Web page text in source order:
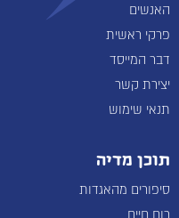
האנשים
פרקי ראשית
דבר המייסד
יצירת קשר
תנאי שימוש
תוכן מדיה
סיפורים מהאגדות